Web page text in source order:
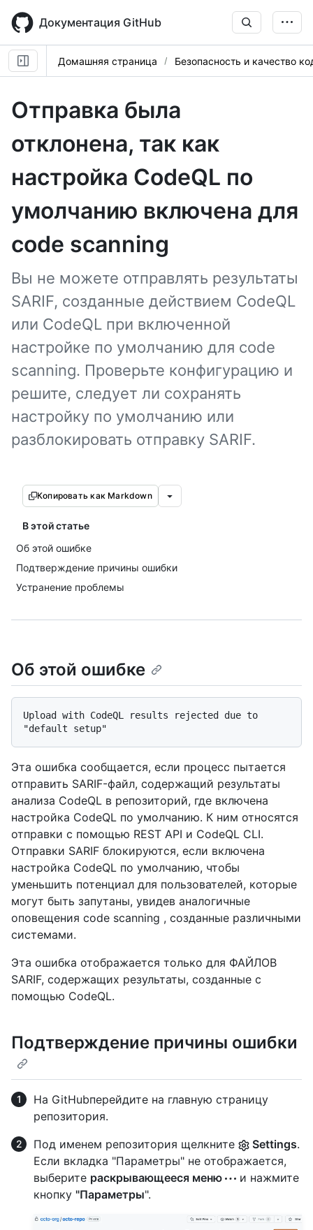
main
content
Документация GitHub
Домашняя страница Безопасность и качество
Отправка была
отклонена, так как
настройка CodeQL по
умолчанию включена для
code scanning
Вы не можете отправлять результаты
SARIF, созданные действием CodeQL
или CodeQL при включенной
настройке по умолчанию для code
scanning. Проверьте конфигурацию и
решите, следует ли сохранять
настройку по умолчанию или
разблокировать отправку SARIF.
Копировать как Markdown
В этой статье
Об этой ошибке
Подтверждение причины ошибки
Устранение проблемы
Об этой ошибке
Upload with CodeQL results rejected due to
Эта ошибка сообщается, если процесс пытается
отправить SARIF-файл, содержащий результаты
анализа CodeQL в репозиторий, где включена
настройка CodeQL по умолчанию. К ним относятся
отправки с помощью REST API и CodeQL CLI.
Отправки SARIF блокируются, если включена
настройка CodeQL по умолчанию, чтобы
уменьшить потенциал для пользователей, которые
могут быть запутаны, увидев аналогичные
оповещения code scanning , созданные различными
системами.
Эта ошибка отображается только для ФАЙЛОВ
SARIF, содержащих результаты, созданные с
помощью CodeQL.
Подтверждение причины ошибки
На GitHubперейдите на главную страницу
репозитория.
Под именем репозитория щелкните
Settings.
Если вкладка "Параметры" не отображается,
выберите раскрывающееся меню
и нажмите
кнопку "Параметры".